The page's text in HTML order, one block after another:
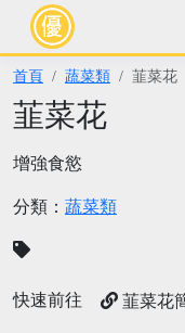
首頁 蔬菜類 韮菜花
韮菜花
增強食慾
分類： 蔬菜類
快速前往 韮菜花